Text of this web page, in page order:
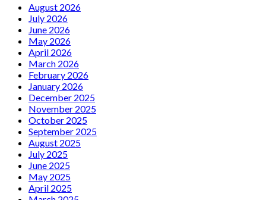
August 2026
July 2026
June 2026
May 2026
April 2026
March 2026
February 2026
January 2026
December 2025
November 2025
October 2025
September 2025
August 2025
July 2025
June 2025
May 2025
April 2025